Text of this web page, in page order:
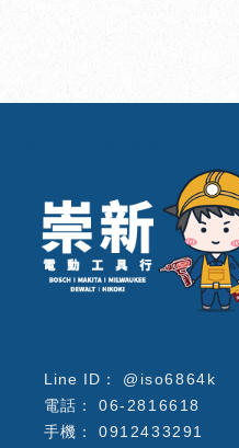
@iso6864k
06-2816618
0912433291